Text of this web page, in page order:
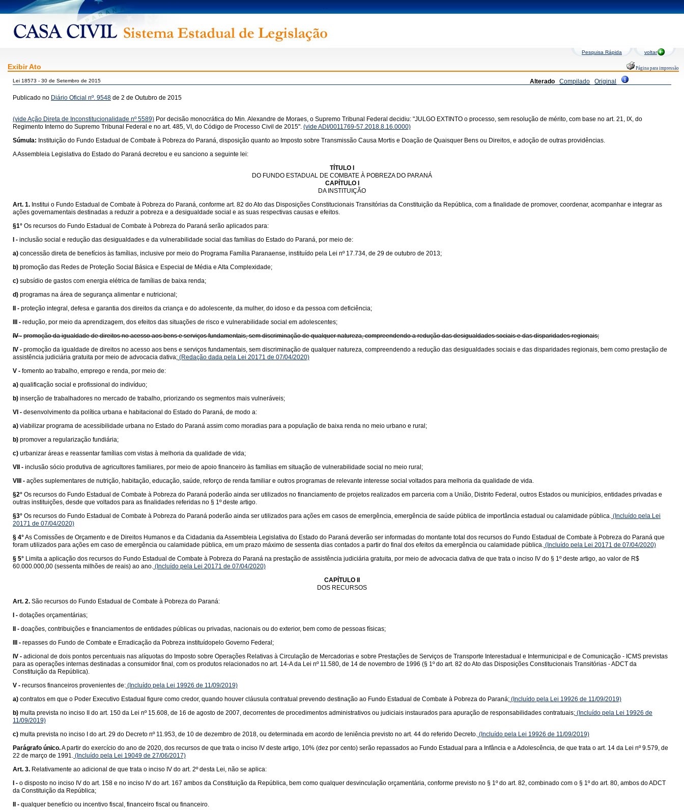
Pesquisa Rápida voltar
Exibir Ato Página para impressão
Alterado Compilado Original
Lei 18573 - 30 de Setembro de 2015
Publicado no Diário Oficial nº. 9548 de 2 de Outubro de 2015
(vide Ação Direta de Inconstitucionalidade nº 5589) Por decisão monocrática do Min. Alexandre de Moraes, o Supremo Tribunal Federal decidiu: "JULGO EXTINTO o processo, sem resolução de mérito, com base no art. 21, IX, do
Regimento Interno do Supremo Tribunal Federal e no art. 485, VI, do Código de Processo Civil de 2015". (vide ADI/0011769-57.2018.8.16.0000)
Súmula: Instituição do Fundo Estadual de Combate à Pobreza do Paraná, disposição quanto ao Imposto sobre Transmissão Causa Mortis e Doação de Quaisquer Bens ou Direitos, e adoção de outras providências.
A Assembleia Legislativa do Estado do Paraná decretou e eu sanciono a seguinte lei:
TÍTULO I
DO FUNDO ESTADUAL DE COMBATE À POBREZA DO PARANÁ
CAPÍTULO I
DA INSTITUIÇÃO
Art. 1. Institui o Fundo Estadual de Combate à Pobreza do Paraná, conforme art. 82 do Ato das Disposições Constitucionais Transitórias da Constituição da República, com a finalidade de promover, coordenar, acompanhar e integrar as
ações governamentais destinadas a reduzir a pobreza e a desigualdade social e as suas respectivas causas e efeitos.
§1° Os recursos do Fundo Estadual de Combate à Pobreza do Paraná serão aplicados para:
I - inclusão social e redução das desigualdades e da vulnerabilidade social das famílias do Estado do Paraná, por meio de:
a) concessão direta de benefícios às famílias, inclusive por meio do Programa Família Paranaense, instituído pela Lei nº 17.734, de 29 de outubro de 2013;
b) promoção das Redes de Proteção Social Básica e Especial de Média e Alta Complexidade;
c) subsídio de gastos com energia elétrica de famílias de baixa renda;
d) programas na área de segurança alimentar e nutricional;
II - proteção integral, defesa e garantia dos direitos da criança e do adolescente, da mulher, do idoso e da pessoa com deficiência;
III - redução, por meio da aprendizagem, dos efeitos das situações de risco e vulnerabilidade social em adolescentes;
IV - promoção da igualdade de direitos no acesso aos bens e serviços fundamentais, sem discriminação de qualquer natureza, compreendendo a redução das desigualdades sociais e das disparidades regionais;
IV - promoção da igualdade de direitos no acesso aos bens e serviços fundamentais, sem discriminação de qualquer natureza, compreendendo a redução das desigualdades sociais e das disparidades regionais, bem como prestação de
assistência judiciária gratuita por meio de advocacia dativa; (Redação dada pela Lei 20171 de 07/04/2020)
V - fomento ao trabalho, emprego e renda, por meio de:
a) qualificação social e profissional do indivíduo;
b) inserção de trabalhadores no mercado de trabalho, priorizando os segmentos mais vulneráveis;
VI - desenvolvimento da política urbana e habitacional do Estado do Paraná, de modo a:
a) viabilizar programa de acessibilidade urbana no Estado do Paraná assim como moradias para a população de baixa renda no meio urbano e rural;
b) promover a regularização fundiária;
c) urbanizar áreas e reassentar famílias com vistas à melhoria da qualidade de vida;
VII - inclusão sócio produtiva de agricultores familiares, por meio de apoio financeiro às famílias em situação de vulnerabilidade social no meio rural;
VIII - ações suplementares de nutrição, habitação, educação, saúde, reforço de renda familiar e outros programas de relevante interesse social voltados para melhoria da qualidade de vida.
§2° Os recursos do Fundo Estadual de Combate à Pobreza do Paraná poderão ainda ser utilizados no financiamento de projetos realizados em parceria com a União, Distrito Federal, outros Estados ou municípios, entidades privadas e
outras instituições, desde que voltados para as finalidades referidas no § 1º deste artigo.
§3° Os recursos do Fundo Estadual de Combate à Pobreza do Paraná poderão ainda ser utilizados para ações em casos de emergência, emergência de saúde pública de importância estadual ou calamidade pública. (Incluído pela Lei
20171 de 07/04/2020)
§ 4°As Comissões de Orçamento e de Direitos Humanos e da Cidadania da Assembleia Legislativa do Estado do Paraná deverão ser informadas do montante total dos recursos do Fundo Estadual de Combate à Pobreza do Paraná que
foram utilizados para ações em caso de emergência ou calamidade pública, em um prazo máximo de sessenta dias contados a partir do final dos efeitos da emergência ou calamidade pública. (Incluído pela Lei 20171 de 07/04/2020)
§ 5° Limita a aplicação dos recursos do Fundo Estadual de Combate à Pobreza do Paraná na prestação de assistência judiciária gratuita, por meio de advocacia dativa de que trata o inciso IV do § 1º deste artigo, ao valor de R$
60.000.000,00 (sessenta milhões de reais) ao ano. (Incluído pela Lei 20171 de 07/04/2020)
CAPÍTULO II
DOS RECURSOS
Art. 2. São recursos do Fundo Estadual de Combate à Pobreza do Paraná:
I - dotações orçamentárias;
II - doações, contribuições e financiamentos de entidades públicas ou privadas, nacionais ou do exterior, bem como de pessoas físicas;
III - repasses do Fundo de Combate e Erradicação da Pobreza instituídopelo Governo Federal;
IV - adicional de dois pontos percentuais nas alíquotas do Imposto sobre Operações Relativas à Circulação de Mercadorias e sobre Prestações de Serviços de Transporte Interestadual e Intermunicipal e de Comunicação - ICMS previstas
para as operações internas destinadas a consumidor final, com os produtos relacionados no art. 14-A da Lei nº 11.580, de 14 de novembro de 1996 (§ 1º do art. 82 do Ato das Disposições Constitucionais Transitórias - ADCT da
Constituição da República).
V - recursos financeiros provenientes de: (Incluído pela Lei 19926 de 11/09/2019)
a) contratos em que o Poder Executivo Estadual figure como credor, quando houver cláusula contratual prevendo destinação ao Fundo Estadual de Combate à Pobreza do Paraná; (Incluído pela Lei 19926 de 11/09/2019)
b) multa prevista no inciso II do art. 150 da Lei nº 15.608, de 16 de agosto de 2007, decorrentes de procedimentos administrativos ou judiciais instaurados para apuração de responsabilidades contratuais; (Incluído pela Lei 19926 de
11/09/2019)
c) multa prevista no inciso I do art. 29 do Decreto nº 11.953, de 10 de dezembro de 2018, ou determinada em acordo de leniência previsto no art. 44 do referido Decreto. (Incluído pela Lei 19926 de 11/09/2019)
Parágrafo único.A partir do exercício do ano de 2020, dos recursos de que trata o inciso IV deste artigo, 10% (dez por cento) serão repassados ao Fundo Estadual para a Infância e a Adolescência, de que trata o art. 14 da Lei nº 9.579, de
22 de março de 1991. (Incluído pela Lei 19049 de 27/06/2017)
Art. 3. Relativamente ao adicional de que trata o inciso IV do art. 2º desta Lei, não se aplica:
I - o disposto no inciso IV do art. 158 e no inciso IV do art. 167 ambos da Constituição da República, bem como qualquer desvinculação orçamentária, conforme previsto no § 1º do art. 82, combinado com o § 1º do art. 80, ambos do ADCT
da Constituição da República;
II - qualquer benefício ou incentivo fiscal, financeiro fiscal ou financeiro.